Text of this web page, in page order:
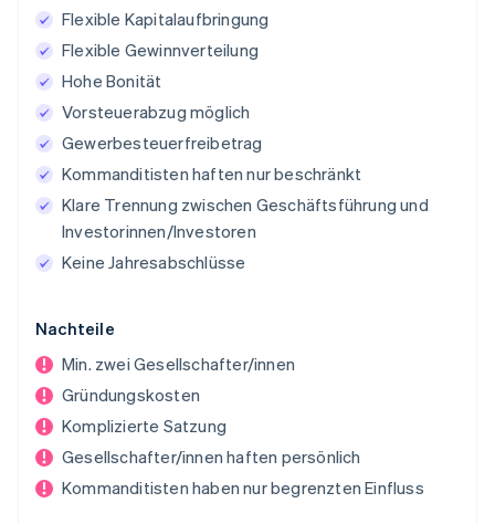
Flexible Kapitalaufbringung
Flexible Gewinnverteilung
Hohe Bonität
Vorsteuerabzug möglich
Gewerbesteuerfreibetrag
Kommanditisten haften nur beschränkt
Klare Trennung zwischen Geschäftsführung und
Investorinnen/Investoren
Keine Jahresabschlüsse
Nachteile
Min. zwei Gesellschafter/innen
Gründungskosten
Komplizierte Satzung
Gesellschafter/innen haften persönlich
Kommanditisten haben nur begrenzten Einfluss